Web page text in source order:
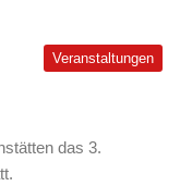
Veranstaltungen
das 3.